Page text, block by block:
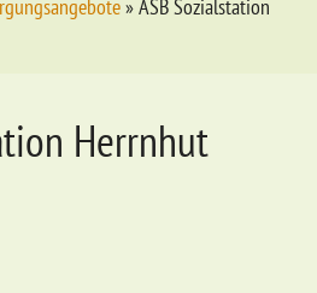
»ASB Sozialstation
Herrnhut